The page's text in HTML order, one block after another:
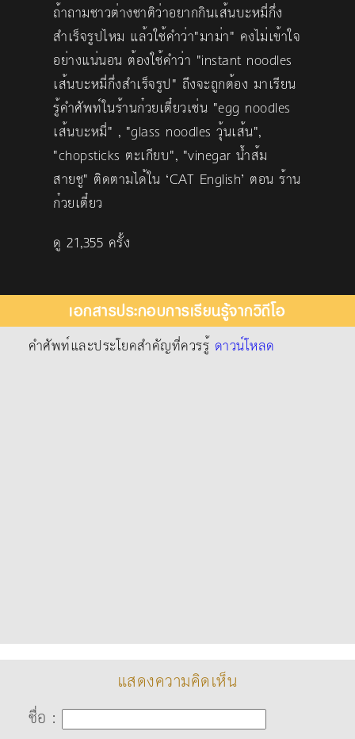
ถ้าถามชาวต่างชาติว่าอยากกินเส้นบะหมี่กึ่ง
สำเร็จรูปไหม แล้วใช้คำว่า"มาม่า" คงไม่เข้าใจ
อย่างแน่นอน ต้องใช้คำว่า "instant noodles
เส้นบะหมี่กึ่งสำเร็จรูป" ถึงจะถูกต้อง มาเรียน
รู้คำศัพท์ในร้านก๋วยเตี๋ยวเช่น "egg noodles
เส้นบะหมี่" , "glass noodles วุ้นเส้น",
"chopsticks ตะเกียบ", "vinegar น้ำส้ม
สายชู" ติดตามได้ใน ‘CAT English’ ตอน ร้าน
ก๋วยเตี๋ยว
ดู 21,355 ครั้ง
เอกสารประกอบการเรียนรู้จากวิดีโอ
คำศัพท์และประโยคสำคัญที่ควรรู้ ดาวน์โหลด
แสดงความคิดเห็น
ชื่อ :